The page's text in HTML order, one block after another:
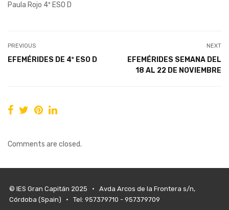
Paula Rojo 4º ESO D
PREVIOUS
EFEMÉRIDES DE 4º ESO D
NEXT
EFEMÉRIDES SEMANA DEL
18 AL 22 DE NOVIEMBRE
Comments are closed.
© IES Gran Capitán 2025 • Avda Arcos de la Frontera s/n,
Córdoba (Spain) • Tel: 957379710 - 957379709